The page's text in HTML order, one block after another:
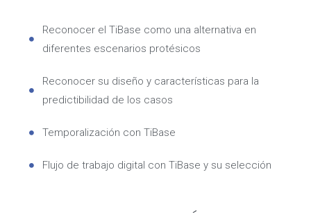
Reconocer el TiBase como una alternativa en
diferentes escenarios protésicos
Reconocer su diseño y características para la
predictibilidad de los casos
Temporalización con TiBase
Flujo de trabajo digital con TiBase y su selección